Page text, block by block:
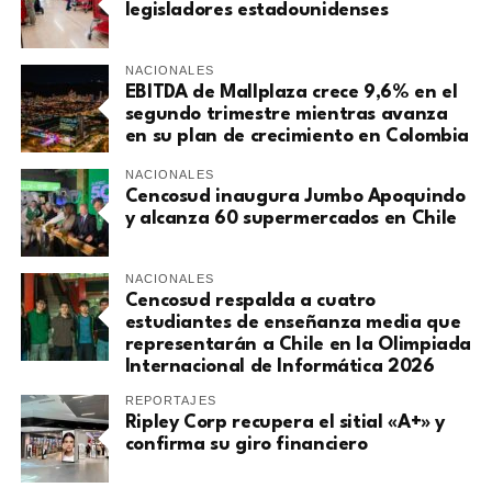
legisladores estadounidenses
NACIONALES
EBITDA de Mallplaza crece 9,6% en el
segundo trimestre mientras avanza
en su plan de crecimiento en Colombia
NACIONALES
Cencosud inaugura Jumbo Apoquindo
y alcanza 60 supermercados en Chile
NACIONALES
Cencosud respalda a cuatro
estudiantes de enseñanza media que
representarán a Chile en la Olimpiada
Internacional de Informática 2026
REPORTAJES
Ripley Corp recupera el sitial «A+» y
confirma su giro financiero